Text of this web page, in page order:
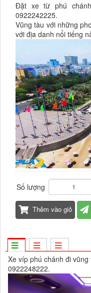
Đặt xe từ phú
0922242225.
Vũng tàu với những
với địa danh nổi tiếng
Số lượng
Thêm vào giỏ
Xe víp phú chánh đi
0922248222.